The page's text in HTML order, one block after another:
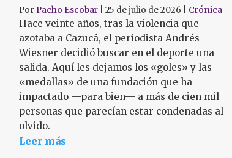
Por Pacho Escobar| 25 de julio de 2026 Crónica
Hace veinte años, tras la violencia que
azotaba a Cazucá, el periodista Andrés
Wiesner decidió buscar en el deporte una
salida. Aquí les dejamos los «goles» y las
«medallas» de una fundación que ha
impactado —para bien— a más de cien mil
personas que parecían estar condenadas al
olvido.
Leer más